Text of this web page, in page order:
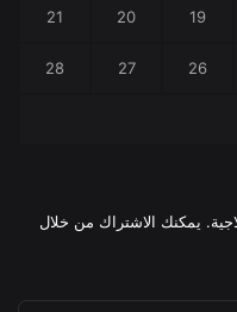
19
20
21
26
27
28
يمكنك الاشتراك من خلال